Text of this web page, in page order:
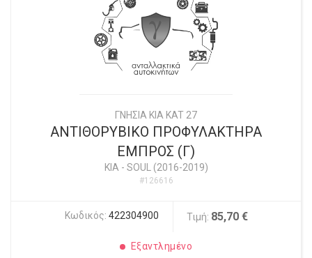
ΓΝΗΣΙΑ KIA KAT 27
ΑΝΤΙΘΟΡΥΒΙΚΟ ΠΡΟΦΥΛΑΚΤΗΡΑ
ΕΜΠΡΟΣ (Γ)
KIA - SOUL (2016-2019)
#126616
Κωδικός: 422304900 Τιμή: 85,70 €
Εξαντλημένο